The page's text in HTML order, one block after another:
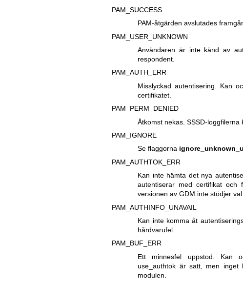
PAM_SUCCESS
PAM-åtgärden avslutades
PAM_USER_UNKNOWN
Användaren är inte känd av
respondent.
PAM_AUTH_ERR
Misslyckad autentisering. Kan
certifikatet.
PAM_PERM_DENIED
Åtkomst nekas. SSSD-
PAM_IGNORE
Se flaggorna
PAM_AUTHTOK_ERR
Kan inte hämta det nya
autentiserar med certifikat och
versionen av GDM inte stödjer
PAM_AUTHINFO_UNAVAIL
Kan inte komma åt
hårdvarufel.
PAM_BUF_ERR
Ett minnesfel uppstod. Kan
use_authtok är satt, men inget
modulen.